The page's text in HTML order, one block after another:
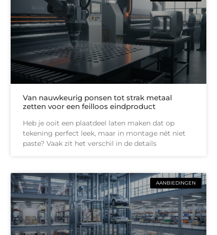
Van nauwkeurig ponsen tot strak metaal
zetten voor een feilloos eindproduct
Heb je ooit een plaatdeel laten maken dat op
tekening perfect leek, maar in montage nét niet
paste? Vaak zit het verschil in de details
AANBIEDINGEN